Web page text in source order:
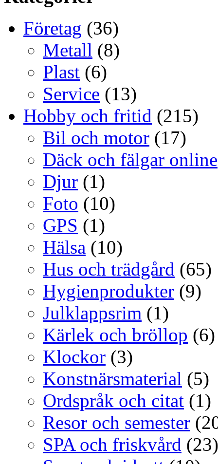
Företag (36)
Metall (8)
Plast (6)
Service (13)
Hobby och fritid (215)
Bil och motor (17)
Däck och fälgar online
Djur (1)
Foto (10)
GPS (1)
Hälsa (10)
Hus och trädgård (65)
Hygienprodukter (9)
Julklappsrim (1)
Kärlek och bröllop (6)
Klockor (3)
Konstnärsmaterial (5)
Ordspråk och citat (1)
Resor och semester
SPA och friskvård (23)